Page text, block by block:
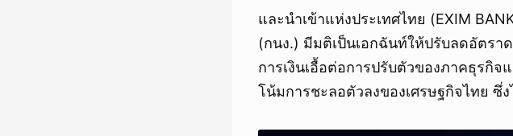
และนำเข้าแห่งประเทศไทย (EXIM
(กนง.) มีมติเป็นเอกฉันท์ให้ปรับลดอัตรา
การเงินเอื้อต่อการปรับตัวของภาคธุรกิจ
โน้มการชะลอตัวลงของเศรษฐกิจไทย ซึ่